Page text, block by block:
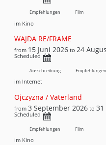
Empfehlungen Film
im Kino
WAJDA RE/FRAME
from 15 Juni 2026 to 24
Scheduled
Ausschreibung Empfehlungen
im Internet
Ojczyzna / Vaterland
from 3 September 2026 to 31
Scheduled
Empfehlungen Film
im Kino